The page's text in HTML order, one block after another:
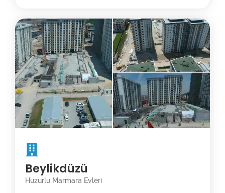
Beylikdüzü
Huzurlu Marmara Evleri